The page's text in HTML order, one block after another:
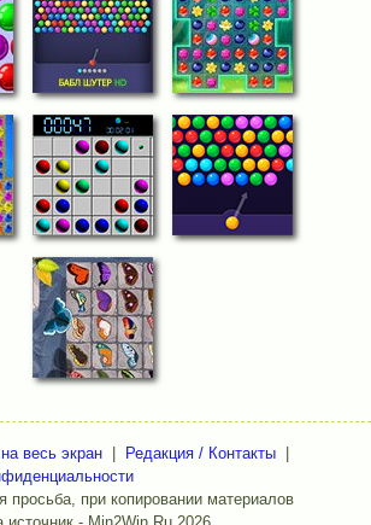
весь экран Редакция / Контакты
просьба, при копировании материалов